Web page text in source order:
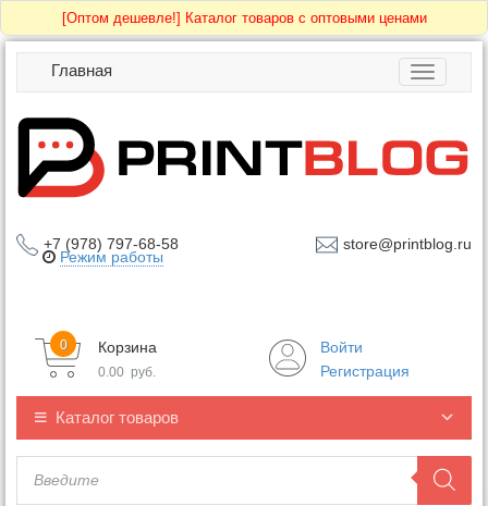
[Оптом дешевле!] Каталог товаров с оптовыми ценами
Toggle
Главная
+7 (978) 797-68-58 store@printblog.ru
Режим работы
Корзина
0
0.00 руб.
Войти
Регистрация
Каталог товаров